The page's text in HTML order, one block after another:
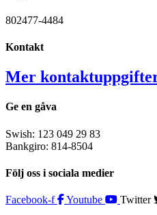
802477-4484
Kontakt
Mer
Ge en gåva
Swish: 123 049 29 83
Bankgiro: 814-8504
Följ oss i sociala medier
Facebook-f Youtube
Twitter